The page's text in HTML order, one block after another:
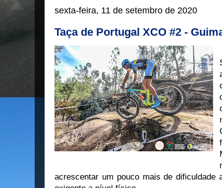
sexta-feira, 11 de setembro de 2020
Taça de Portugal XCO #2 -
acrescentar um pouco mais de